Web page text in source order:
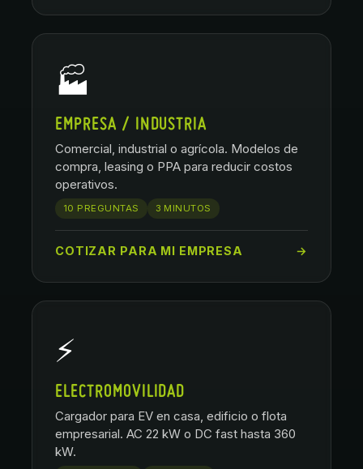
🏭
EMPRESA / INDUSTRIA
Comercial, industrial o agrícola. Modelos de
compra, leasing o PPA para reducir costos
operativos.
10 PREGUNTAS 3 MINUTOS
COTIZAR PARA MI EMPRESA →
⚡
ELECTROMOVILIDAD
Cargador para EV en casa, edificio o flota
empresarial. AC 22 kW o DC fast hasta 360
kW.